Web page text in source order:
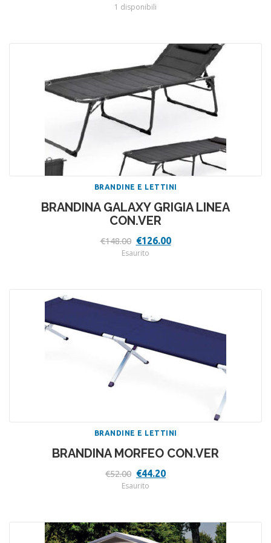
prezzo
originale
1 disponibili
BRANDINE E LETTINI
BRANDINA GALAXY GRIGIA LINEA
CON.VER
€148.00 Il
prezzo
originale
€126.00Il
Esaurito
BRANDINE E LETTINI
BRANDINA MORFEO CON.VER
€52.00 Il
prezzo
originale
€44.20Il
Esaurito